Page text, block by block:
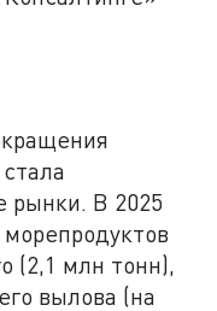
рынки. В 2025
(2,1 млн тонн),
вылова (на